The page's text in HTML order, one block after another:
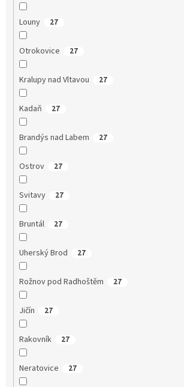
Louny 27
Otrokovice 27
Kralupy nad Vltavou 27
Kadaň 27
Brandýs nad Labem 27
Ostrov 27
Svitavy 27
Bruntál 27
Uherský Brod 27
Rožnov pod Radhoštěm 27
Jičín 27
Rakovník 27
Neratovice 27